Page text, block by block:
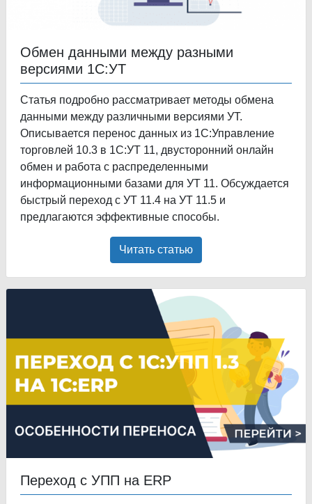
Обмен данными между разными
версиями 1С:УТ
Статья подробно рассматривает методы обмена
данными между различными версиями УТ.
Описывается перенос данных из 1С:Управление
торговлей 10.3 в 1С:УТ 11, двусторонний онлайн
обмен и работа с распределенными
информационными базами для УТ 11. Обсуждается
быстрый переход с УТ 11.4 на УТ 11.5 и
предлагаются эффективные способы.
Читать статью
Переход с УПП на ERP